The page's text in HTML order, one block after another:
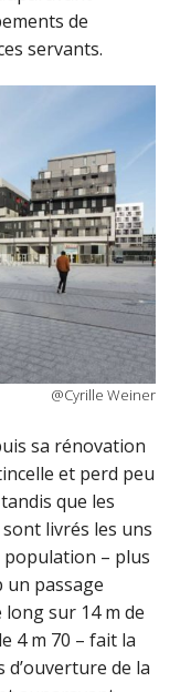
de
servants.
@Cyrille Weiner
sa rénovation
et perd peu
que les
livrés les uns
population – plus
un passage
sur 14 m de
4 m 70 – fait la
de la